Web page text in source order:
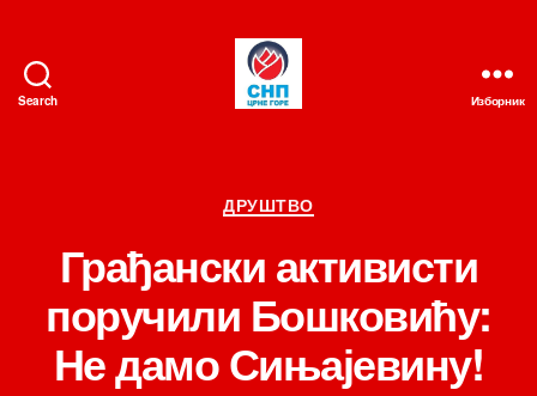
Search Изборник
Категорије
ДРУШТВО
Грађански активисти
поручили Бошковићу:
Не дамо Сињајевину!